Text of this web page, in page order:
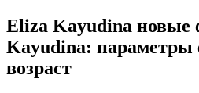
Eliza Kayudina новые
Kayudina: параметры
возраст